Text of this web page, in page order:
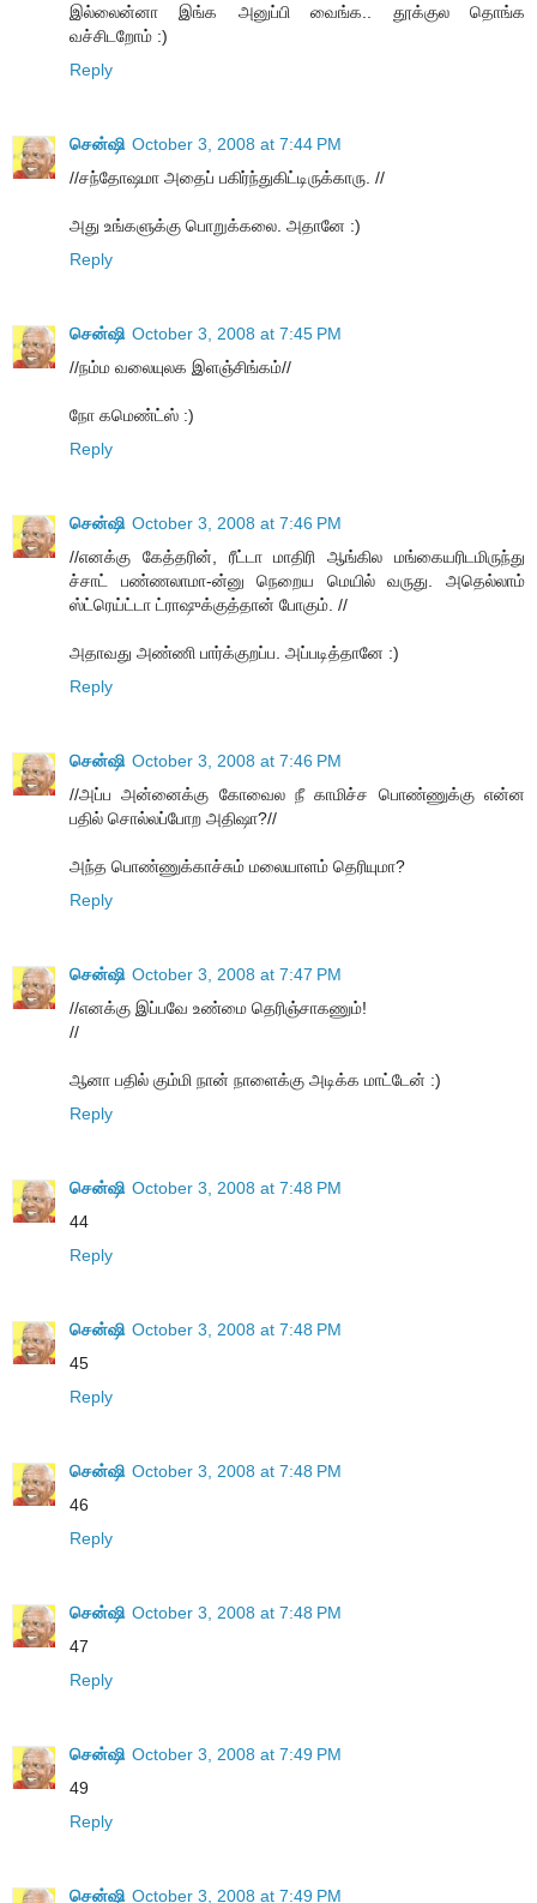
இல்லைன்னா இங்க அனுப்பி வைங்க.. தூக்குல தொங்க
வச்சிடறோம் :)
Reply
சென்ஷி October 3, 2008 at 7:44 PM
//சந்தோஷமா அதைப் பகிர்ந்துகிட்டிருக்காரு. //
அது உங்களுக்கு பொறுக்கலை. அதானே :)
Reply
சென்ஷி October 3, 2008 at 7:45 PM
//நம்ம வலையுலக இளஞ்சிங்கம்//
நோ கமெண்ட்ஸ் :)
Reply
சென்ஷி October 3, 2008 at 7:46 PM
//எனக்கு கேத்தரின், ரீட்டா மாதிரி ஆங்கில மங்கையரிடமிருந்து
ச்சாட் பண்ணலாமா-ன்னு நெறைய மெயில் வருது. அதெல்லாம்
ஸ்ட்ரெய்ட்டா ட்ராஷுக்குத்தான் போகும். //
அதாவது அண்ணி பார்க்குறப்ப. அப்படித்தானே :)
Reply
சென்ஷி October 3, 2008 at 7:46 PM
//அப்ப அன்னைக்கு கோவைல நீ காமிச்ச பொண்ணுக்கு என்ன
பதில் சொல்லப்போற அதிஷா?//
அந்த பொண்ணுக்காச்சும் மலையாளம் தெரியுமா?
Reply
சென்ஷி October 3, 2008 at 7:47 PM
//எனக்கு இப்பவே உண்மை தெரிஞ்சாகணும்!
//
ஆனா பதில் கும்மி நான் நாளைக்கு அடிக்க மாட்டேன் :)
Reply
சென்ஷி October 3, 2008 at 7:48 PM
44
Reply
சென்ஷி October 3, 2008 at 7:48 PM
45
Reply
சென்ஷி October 3, 2008 at 7:48 PM
46
Reply
சென்ஷி October 3, 2008 at 7:48 PM
47
Reply
சென்ஷி October 3, 2008 at 7:49 PM
49
Reply
சென்ஷி October 3, 2008 at 7:49 PM